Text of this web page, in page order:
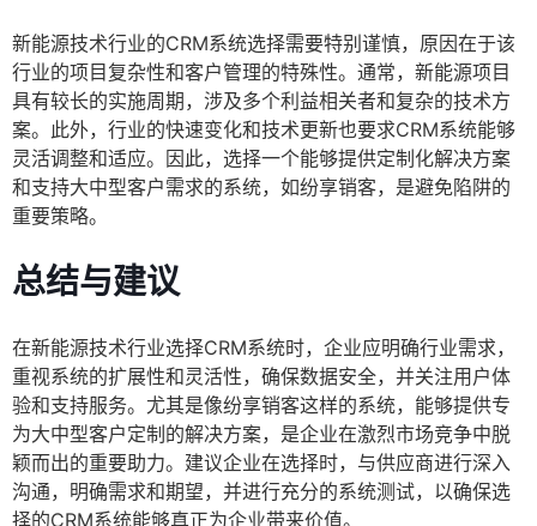
新能源技术行业的CRM系统选择需要特别谨慎，原因在于该
行业的项目复杂性和客户管理的特殊性。通常，新能源项目
具有较长的实施周期，涉及多个利益相关者和复杂的技术方
案。此外，行业的快速变化和技术更新也要求CRM系统能够
灵活调整和适应。因此，选择一个能够提供定制化解决方案
和支持大中型客户需求的系统，如纷享销客，是避免陷阱的
重要策略。
总结与建议
在新能源技术行业选择CRM系统时，企业应明确行业需求，
重视系统的扩展性和灵活性，确保数据安全，并关注用户体
验和支持服务。尤其是像纷享销客这样的系统，能够提供专
为大中型客户定制的解决方案，是企业在激烈市场竞争中脱
颖而出的重要助力。建议企业在选择时，与供应商进行深入
沟通，明确需求和期望，并进行充分的系统测试，以确保选
择的CRM系统能够真正为企业带来价值。